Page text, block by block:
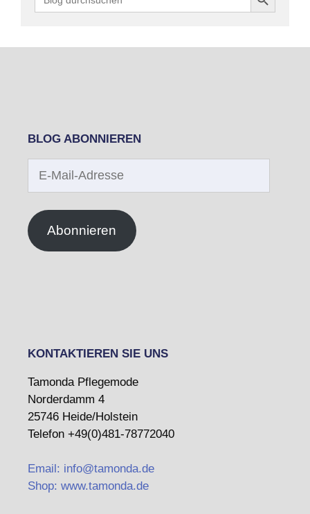
for:
BLOG ABONNIEREN
Mail-
Abonnieren
KONTAKTIEREN SIE UNS
Tamonda Pflegemode
Norderdamm 4
25746 Heide/Holstein
Telefon +49(0)481-78772040
Email: info@tamonda.de
Shop: www.tamonda.de